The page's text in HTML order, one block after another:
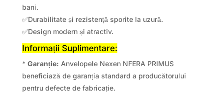
bani.
✅Durabilitate și rezistență sporite la uzură.
✅Design modern și atractiv.
Informații Suplimentare:
* Garanție: Anvelopele Nexen NFERA PRIMUS
beneficiază de garanția standard a producătorului
pentru defecte de fabricație.